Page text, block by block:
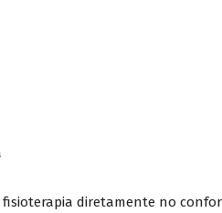
diretamente no